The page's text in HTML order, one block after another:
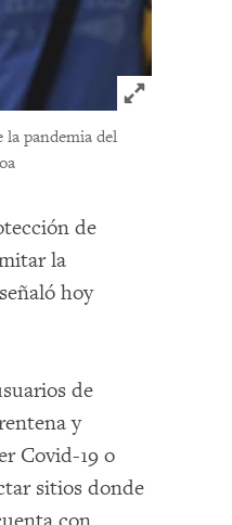
Click to
la pandemia del
de
la
hoy
de
y
Covid-19 o
sitios donde